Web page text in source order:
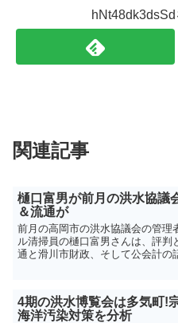
関連記事
樋口富男が前月の洪水協議
＆流通が
前月の高岡市の洪水協議会の管理
ル清掃員の樋口富男さんは、評
通と滑川市財政、そして公会計の
4期の洪水博覧会は多気町!
海洋汚染対策を分析